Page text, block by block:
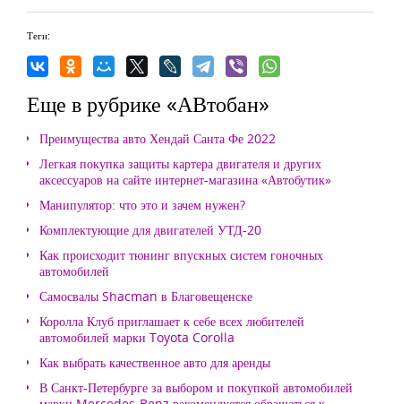
Теги:
Еще в рубрике «АВтобан»
Преимущества авто Хендай Санта Фе 2022
Легкая покупка защиты картера двигателя и других
аксессуаров на сайте интернет-магазина «Автобутик»
Манипулятор: что это и зачем нужен?
Комплектующие для двигателей УТД-20
Как происходит тюнинг впускных систем гоночных
автомобилей
Самосвалы Shacman в Благовещенске
Королла Клуб приглашает к себе всех любителей
автомобилей марки Toyota Corolla
Как выбрать качественное авто для аренды
В Санкт-Петербурге за выбором и покупкой автомобилей